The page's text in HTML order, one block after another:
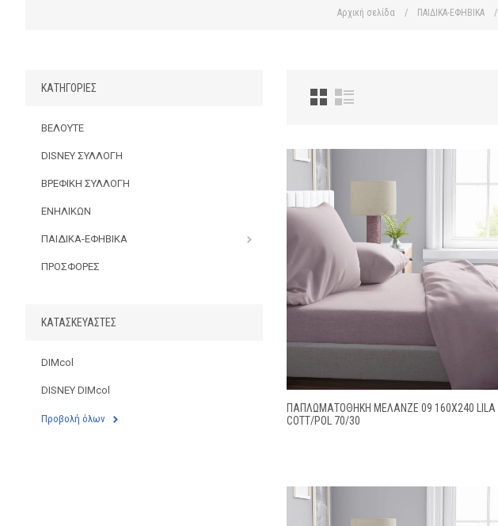
Αρχική σελίδα / ΠΑΙΔΙΚΑ-ΕΦΗΒΙΚΑ /
ΠΑΠΛΩΜΑΤΟΘΗΚΗ ΜΕΛΑΝΖΈ 09 160Χ240 LILA
COTT/POL 70/30
ΚΑΤΗΓΟΡΊΕΣ
ΒΕΛΟΥΤΕ
DISNEY ΣΥΛΛΟΓΗ
ΒΡΕΦΙΚΗ ΣΥΛΛΟΓΗ
ΕΝΗΛΙΚΩΝ
ΠΑΙΔΙΚΑ-ΕΦΗΒΙΚΑ
ΠΡΟΣΦΟΡΕΣ
ΚΑΤΑΣΚΕΥΑΣΤΈΣ
DIMcol
DISNEY DIMcol
Προβολή όλων